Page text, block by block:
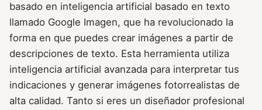
basado en inteligencia artificial basado en texto
llamado Google Imagen, que ha revolucionado la
forma en que puedes crear imágenes a partir de
descripciones de texto. Esta herramienta utiliza
inteligencia artificial avanzada para interpretar tus
indicaciones y generar imágenes fotorrealistas de
alta calidad. Tanto si eres un diseñador profesional